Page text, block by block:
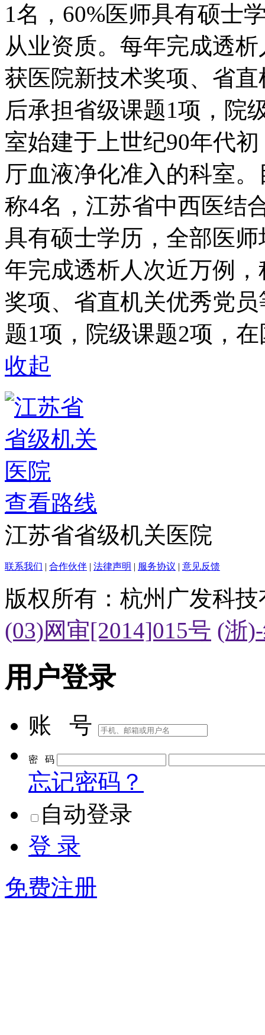
1名，60%医师具有硕士
从业资质。每年完成透
获医院新技术奖项、省
后承担省级课题1项，院
室始建于上世纪90年代
厅血液净化准入的科室
称4名，江苏省中西医结
具有硕士学历，全部医
年完成透析人次近万例
奖项、省直机关优秀党
题1项，院级课题2项，
收起
查看路线
江苏省省级机关医院
联系我们 | 合作伙伴 | 法律声明 | 服务协议 | 意见反馈
版权所有：杭州广发科
(03)网审[2014]015号 (浙
用户登录
账 号
密 码
忘记密码？
自动登录
登 录
免费注册